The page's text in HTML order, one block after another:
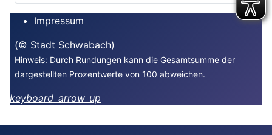
Impressum
(© Stadt Schwabach)
Hinweis: Durch Rundungen kann die Gesamtsumme der
dargestellten Prozentwerte von 100 abweichen.
keyboard_arrow_up